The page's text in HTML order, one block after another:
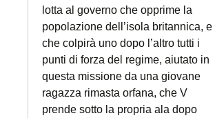
lotta al governo che opprime la
popolazione dell’isola britannica, e
che colpirà uno dopo l’altro tutti i
punti di forza del regime, aiutato in
questa missione da una giovane
ragazza rimasta orfana, che V
prende sotto la propria ala dopo